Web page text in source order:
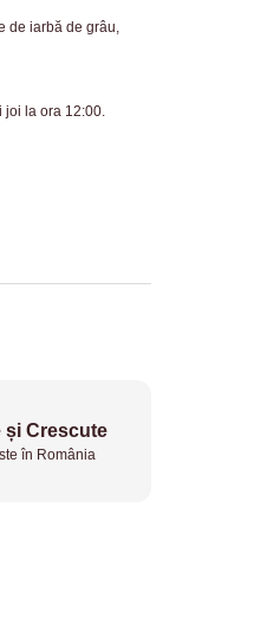
de iarbă de grâu,
joi la ora 12:00.
și Crescute
în România